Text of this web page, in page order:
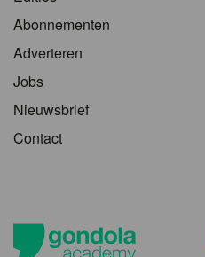
Abonnementen
Adverteren
Jobs
Nieuwsbrief
Contact